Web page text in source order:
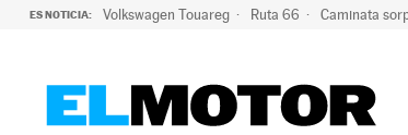
ES NOTICIA: Volkswagen Touareg Ruta 66 Caminata